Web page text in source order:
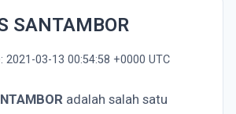
SANTAMBOR
2021-03-13 00:54:58 +0000 UTC
adalah salah satu